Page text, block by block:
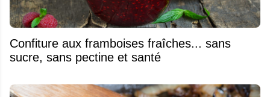
Confiture aux framboises fraîches... sans
sucre, sans pectine et santé